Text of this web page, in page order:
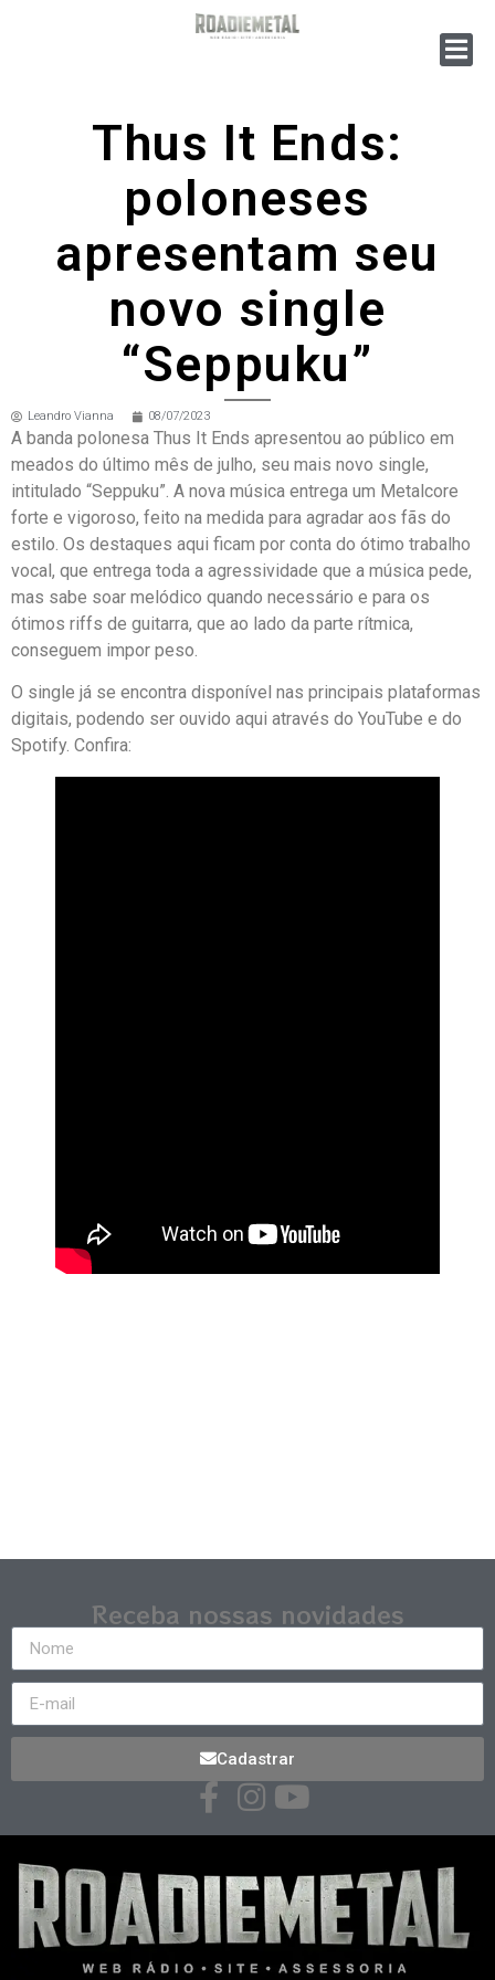
Thus It Ends:
poloneses
apresentam seu
novo single
“Seppuku”
Leandro Vianna 08/07/2023
A banda polonesa Thus It Ends apresentou ao público em
meados do último mês de julho, seu mais novo single,
intitulado “Seppuku”. A nova música entrega um Metalcore
forte e vigoroso, feito na medida para agradar aos fãs do
estilo. Os destaques aqui ficam por conta do ótimo trabalho
vocal, que entrega toda a agressividade que a música pede,
mas sabe soar melódico quando necessário e para os
ótimos riffs de guitarra, que ao lado da parte rítmica,
conseguem impor peso.
O single já se encontra disponível nas principais plataformas
digitais, podendo ser ouvido aqui através do YouTube e do
Spotify. Confira:
Receba nossas novidades
Cadastrar